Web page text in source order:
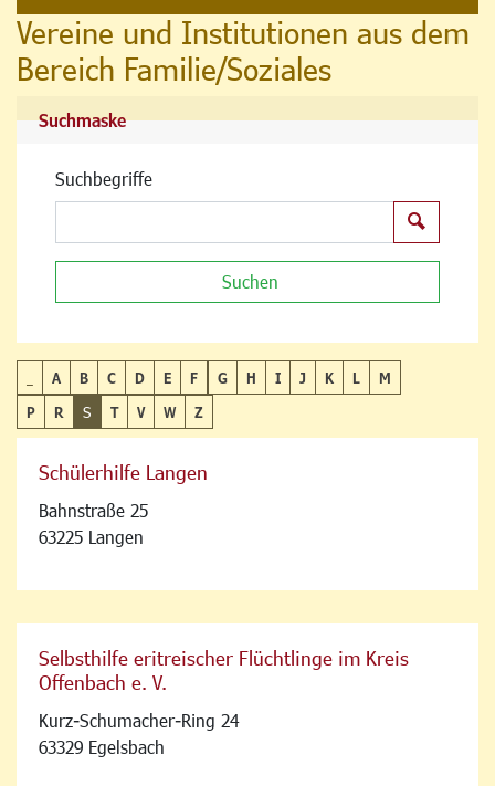
Vereine und Institutionen aus dem
Bereich Familie/Soziales
Suchmaske
Suchbegriffe
Suchen
A B C D E F G H I J K L
M
P
R S T V W Z
Schülerhilfe Langen
Bahnstraße 25
63225 Langen
Selbsthilfe eritreischer Flüchtlinge im Kreis
Offenbach e. V.
Kurz-Schumacher-Ring 24
63329 Egelsbach